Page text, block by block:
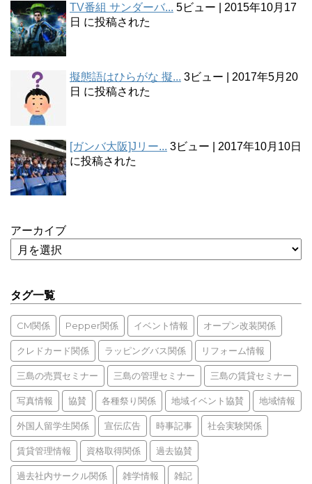
TV番組 サンダーバ... 5ビュー
2015年10月17
日 に投稿された
擬態語はひらがな 擬... 3ビュー
2017年5月20
日 に投稿された
[ガンバ大阪]Jリー... 3ビュー
2017年10月10日
に投稿された
アーカイブ
タグ一覧
CM関係 Pepper関係 イベント情報 オープン改装関係
クレドカード関係 ラッピングバス関係 リフォーム情報
三島の売買セミナー 三島の管理セミナー 三島の賃貸セミナー
写真情報 協賛 各種祭り関係 地域イベント協賛 地域情報
外国人留学生関係 宣伝広告 時事記事 社会実験関係
賃貸管理情報 資格取得関係 過去協賛
過去社内サークル関係 雑学情報 雑記